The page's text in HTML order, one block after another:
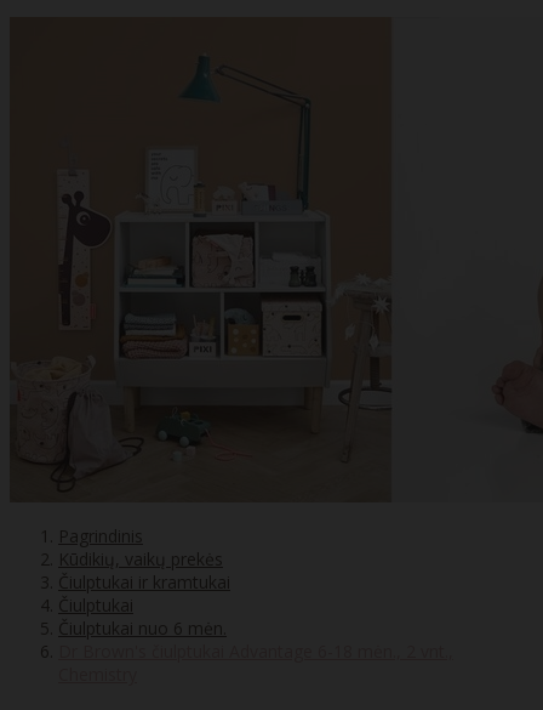
Pagrindinis
Kūdikių, vaikų prekės
Čiulptukai ir kramtukai
Čiulptukai
Čiulptukai nuo 6 mėn.